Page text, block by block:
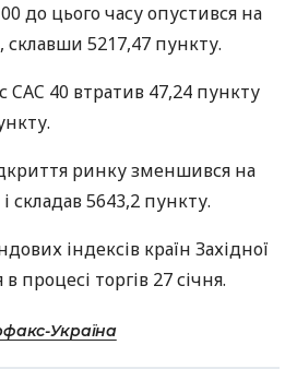
до цього часу опустився на
склавши 5217,47 пункту.
40 втратив 47,24 пункту
ринку зменшився на
складав 5643,2 пункту.
індексів країн Західної
торгів 27 січня.
Україна